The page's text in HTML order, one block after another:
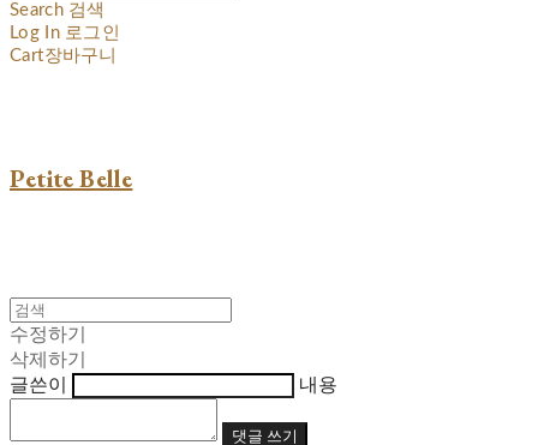
Search 검색
Log In 로그인
Cart장바구니
Petite Belle
수정하기
삭제하기
글쓴이
내용
댓글 쓰기